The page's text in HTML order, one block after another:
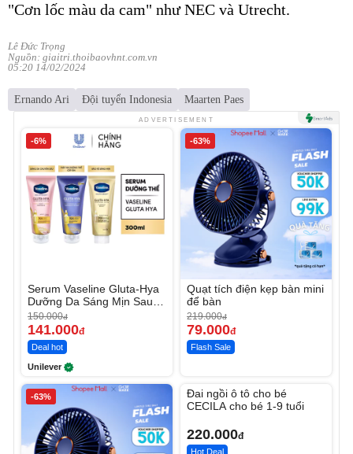
"Cơn lốc màu da cam" như NEC và Utrecht.
Lê Đức Trọng
Nguồn: giaitri.thoibaovhnt.com.vn
05:20 14/02/2024
Ernando Ari Đội tuyển Indonesia Maarten Paes
ADVERTISEMENT
-6%
Serum Vaseline Gluta-Hya
Dưỡng Da Sáng Mịn Sau 7
Ngày
150.000đ
141.000đ
Deal hot
Unilever
-63%
Quạt tích điện kẹp bàn mini
để bàn
219.000đ
79.000đ
Flash Sale
-63%
Đai ngồi ô tô cho bé
CECILA cho bé 1-9 tuổi
220.000đ
Hot Deal